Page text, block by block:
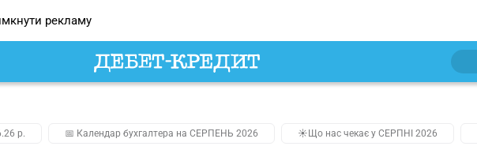
рекламу
р. 📅 Календар бухгалтера на СЕРПЕНЬ 2026 ☀️Що нас чекає у СЕРПНІ 2026